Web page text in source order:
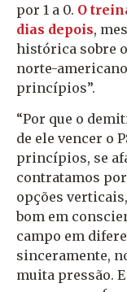
por 1 a 0. O
dias depois,
histórica sobre o
norte-
princípios”.
“Por que o
de ele vencer o
princípios, se
contratamos
opções
bom em
campo em
sinceramente,
muita pressão.